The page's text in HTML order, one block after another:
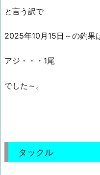
と言う訳で
2025年10月15日～の釣果
アジ・・・1尾
でした～。
タックル